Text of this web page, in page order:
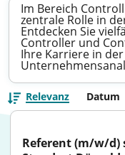
Im Bereich
zentrale Rolle in
Entdecken Sie
Controller und
Ihre Karriere in
Relevanz Datum
Referent (m/w/d)